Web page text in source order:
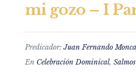
mi gozo – I
Predicador:Juan Fernando
En Celebración Dominical, Salmos